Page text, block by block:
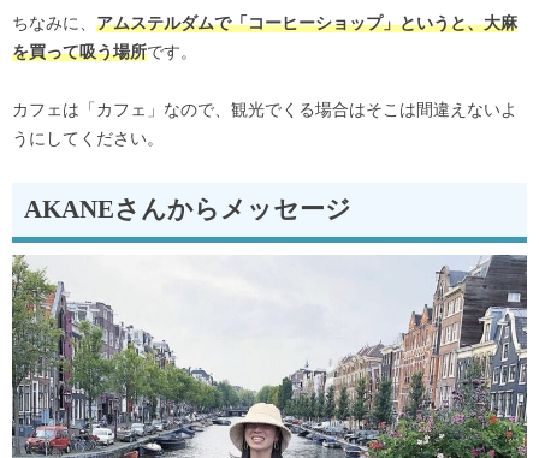
ちなみに、
アムステルダムで「コーヒーショップ」というと、大麻
を買って吸う場所です。
カフェは「カフェ」なので、観光でくる場合はそこは間違えないよ
うにしてください。
AKANEさんからメッセージ